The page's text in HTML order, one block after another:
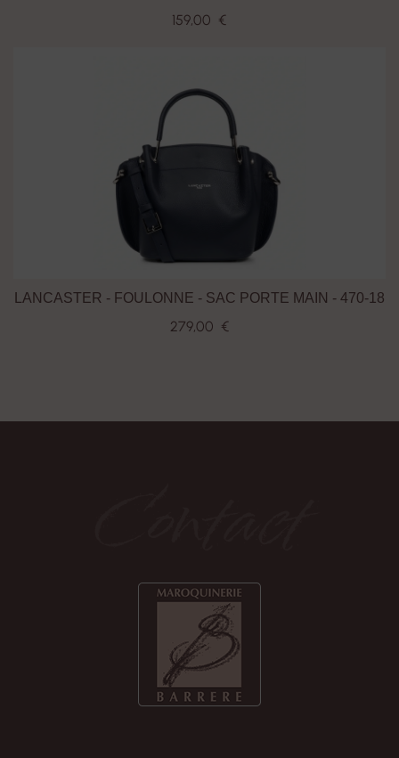
159,00 €
LANCASTER - FOULONNE - SAC PORTE MAIN - 470-18
279,00 €